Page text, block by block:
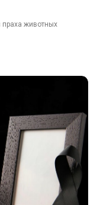
животных